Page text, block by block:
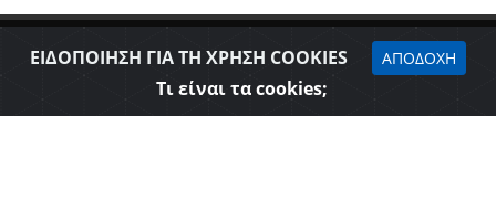
ΕΙΔΟΠΟΙΗΣΗ ΓΙΑ ΤΗ ΧΡΗΣΗ COOKIES ΑΠΟΔΟΧΗ
Τι είναι τα cookies;